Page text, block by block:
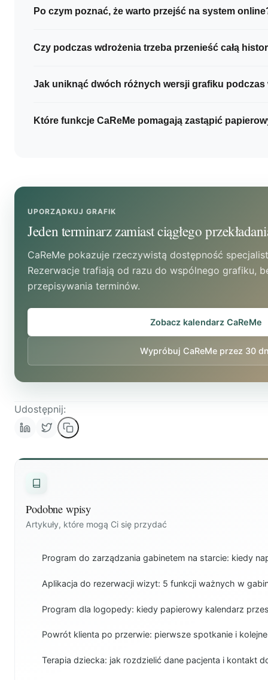
Po czym poznać, że warto przejść na system
przepisywanie terminów z wiadomości,
podsumowań.
Czy podczas wdrożenia trzeba przenieść całą
potrzebne do bieżącej pracy. Zakres migracji
dokumentacji.
Jak uniknąć dwóch różnych wersji grafiku podczas
od której wszystkie nowe wizyty oraz zmiany
Które funkcje CaReMe pomagają zastąpić
UPORZĄDKUJ GRAFIK
Jeden terminarz zamiast ciągłego
CaReMe pokazuje rzeczywistą dostępność
Rezerwacje trafiają od razu do wspólnego grafiku,
przepisywania terminów.
Zobacz kalendarz CaReMe
Wypróbuj CaReMe przez 30
Udostępnij:
Podobne wpisy
Artykuły, które mogą Ci się przydać
Program do zarządzania gabinetem na starcie: kiedy
Aplikacja do rezerwacji wizyt: 5 funkcji ważnych w
Program dla logopedy: kiedy papierowy kalendarz
Powrót klienta po przerwie: pierwsze spotkanie i
Terapia dziecka: jak rozdzielić dane pacjenta i kontakt